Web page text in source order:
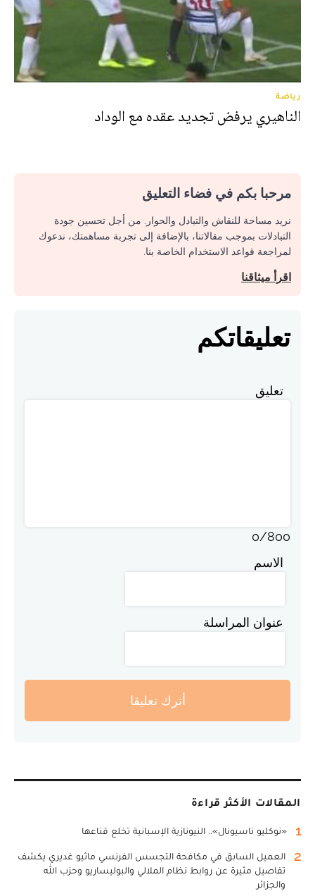
رياضة
الناهيري يرفض تجديد عقده مع الوداد
مرحبا بكم في فضاء التعليق
نريد مساحة للنقاش والتبادل والحوار. من أجل تحسين جودة
التبادلات بموجب مقالاتنا، بالإضافة إلى تجربة مساهمتك، ندعوك
لمراجعة قواعد الاستخدام الخاصة بنا.
اقرأ ميثاقنا
تعليقاتكم
تعليق
0/800
الاسم
عنوان المراسلة
أترك تعليقا
المقالات الأكثر قراءة
1 «نوكليو ناسيونال».. النيونازية الإسبانية تخلع قناعها
2
العميل السابق في مكافحة التجسس الفرنسي ماثيو غديري يكشف
تفاصيل مثيرة عن روابط نظام الملالي والبوليساريو وحزب الله
والجزائر